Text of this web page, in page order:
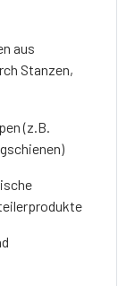
aus
Stanzen,
(z.B.